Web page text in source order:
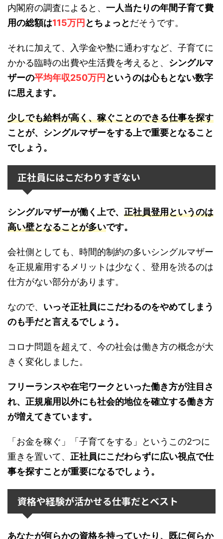
内閣府の調査によると、 一人当たりの年間子育て費
用の総額は115万円 とちょっとだそうです。
それに加えて、入学金や塾に通わすなど、子育てに
かかる臨時の出費や生活費を考えると、 シングルマ
ザーの平均年収250万円 というのは心もとない数字
に思えます。
少しでも給料が高く、稼ぐことのできる仕事を探す
ことが、シングルマザーをする上で重要となること
でしょう。
正社員にはこだわりすぎない
シングルマザーが働く上で、 正社員登用というのは
高い壁となることが多いです。
会社側としても、時間的制約の多いシングルマザー
を正規雇用するメリットは少なく、登用を渋るのは
仕方がない部分があります。
なので、 いっそ正社員にこだわるのをやめてしまう
のも手だと言えるでしょう。
コロナ問題を超えて、今の社会は働き方の概念が大
きく変化しました。
フリーランスや在宅ワークといった働き方が注目さ
れ、正規雇用以外にも社会的地位を確立する働き方
が増えてきています。
「お金を稼ぐ」「子育てをする」というこの2つに
重きを置いて、 正社員にこだわらずに広い視点で仕
事を探すことが重要になるでしょう。
資格や経験が活かせる仕事だとベスト
あなたが何らかの資格を持っていたり、既に何らか